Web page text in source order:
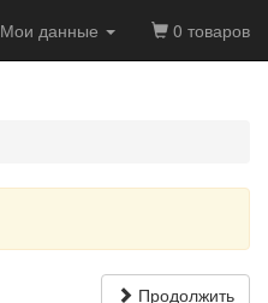
Мои данные 0 товаров
Продолжить